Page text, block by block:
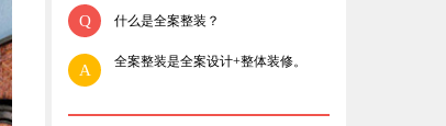
Q 什么是全案整装？
A 全案整装是全案设计+整体装修。